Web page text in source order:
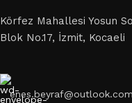
Körfez Mahallesi Yosun
Blok No.17, İzmit, Kocaeli
enes.beyraf@outlook.com